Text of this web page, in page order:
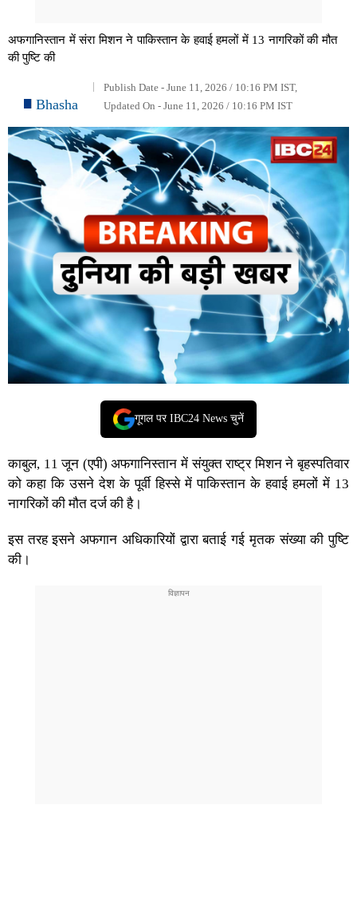
अफगानिस्तान में संरा मिशन ने पाकिस्तान के हवाई हमलों में 13 नागरिकों की मौत
की पुष्टि की
Bhasha
Publish Date - June 11, 2026 / 10:16 PM IST,
Updated On - June 11, 2026 / 10:16 PM IST
गूगल पर IBC24 News चुनें
काबुल, 11 जून (एपी) अफगानिस्तान में संयुक्त राष्ट्र मिशन ने बृहस्पतिवार
को कहा कि उसने देश के पूर्वी हिस्से में पाकिस्तान के हवाई हमलों में 13
नागरिकों की मौत दर्ज की है।
इस तरह इसने अफगान अधिकारियों द्वारा बताई गई मृतक संख्या की पुष्टि
की।